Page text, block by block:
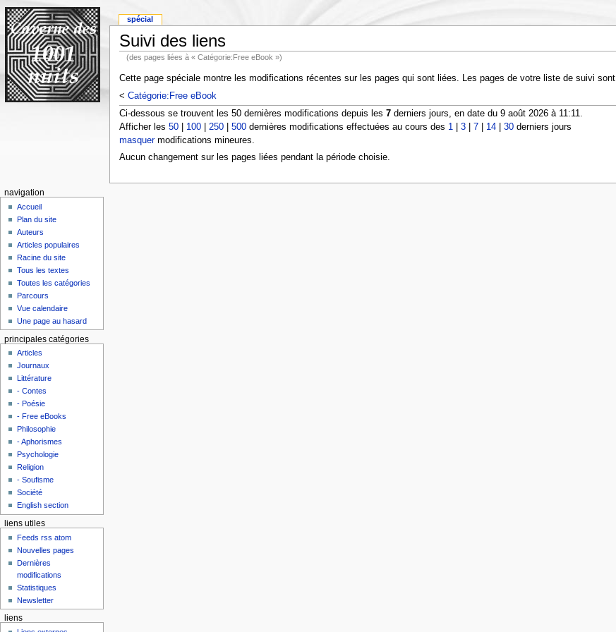
Suivi des liens
(des pages liées à « Catégorie:Free eBook »)
Cette page spéciale montre les modifications récentes sur les pages qui sont liées. Les pages de votre liste de suivi sont
< Catégorie:Free eBook
Ci-dessous se trouvent les 50 dernières modifications depuis les 7derniers jours, en date du 9 août 2026 à 11:11.
Afficher les 50| 100| 250| 500dernières modifications effectuées au cours des 1| 3| 7| 14| 30derniers jours
masquermodifications mineures.
Aucun changement sur les pages liées pendant la période choisie.
spécial
navigation
Accueil
Plan du site
Auteurs
Articles populaires
Racine du site
Tous les textes
Toutes les catégories
Parcours
Vue calendaire
Une page au hasard
principales catégories
Articles
Journaux
Littérature
- Contes
- Poésie
- Free eBooks
Philosophie
- Aphorismes
Psychologie
Religion
- Soufisme
Société
English section
liens utiles
Feeds rss atom
Nouvelles pages
Dernières
modifications
Statistiques
Newsletter
liens